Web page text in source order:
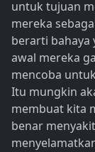
untuk tujuan
mereka
berarti bahaya
awal mereka
mencoba
Itu mungkin
membuat kita
benar